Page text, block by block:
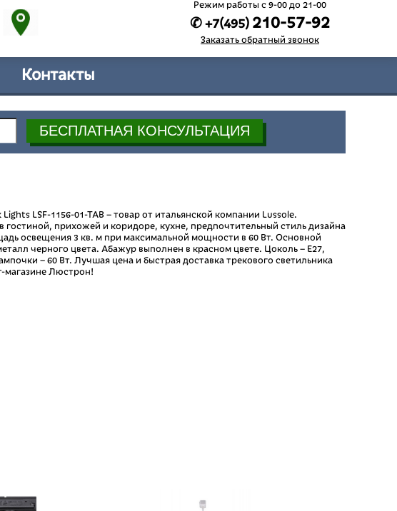
Режим работы c 9-00 до 21-00
✆ +7(495) 210-57-92
Заказать обратный звонок
Контакты
LSF-1156-01-TAB – товар от итальянской компании Lussole.
гостиной, прихожей и коридоре, кухне, предпочтительный стиль дизайна
освещения 3 кв. м при максимальной мощности в 60 Вт. Основной
черного цвета. Абажур выполнен в красном цвете. Цоколь – E27,
– 60 Вт. Лучшая цена и быстрая доставка трекового светильника
магазине Люстрон!